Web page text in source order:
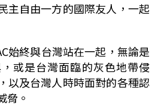
主自由一方的國際友人，一起
始終與台灣站在一起，無論是
或是台灣面臨的灰色地帶侵
以及台灣人時時面對的各種認
脅。